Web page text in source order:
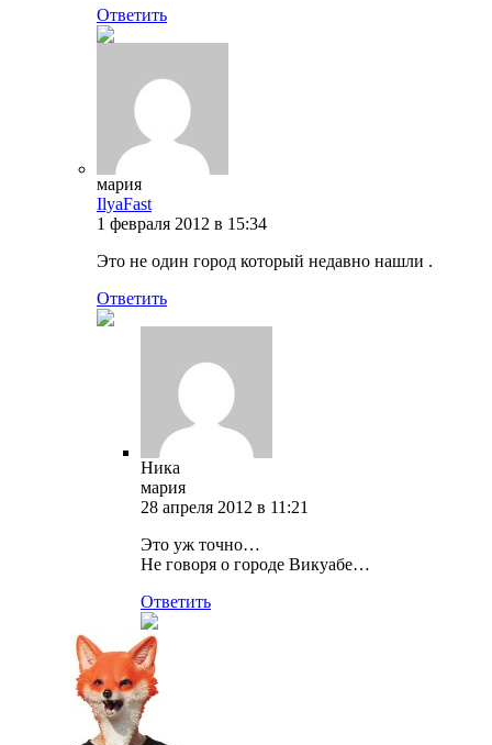
Ответить
мария
IlyaFast
1 февраля 2012 в 15:34
Это не один город который недавно нашли .
Ответить
Ника
мария
28 апреля 2012 в 11:21
Это уж точно…
Не говоря о городе Викуабе…
Ответить